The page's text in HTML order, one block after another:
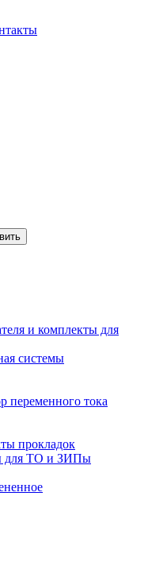
и комплекты для
системы
переменного тока
прокладок
для ТО и ЗИПы